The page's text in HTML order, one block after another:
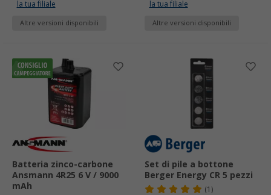
la tua filiale
Altre versioni disponibili
la tua filiale
Altre versioni disponibili
Batteria zinco-carbone
Ansmann 4R25 6 V / 9000
mAh
Set di pile a bottone
Berger Energy CR 5 pezzi
(1)